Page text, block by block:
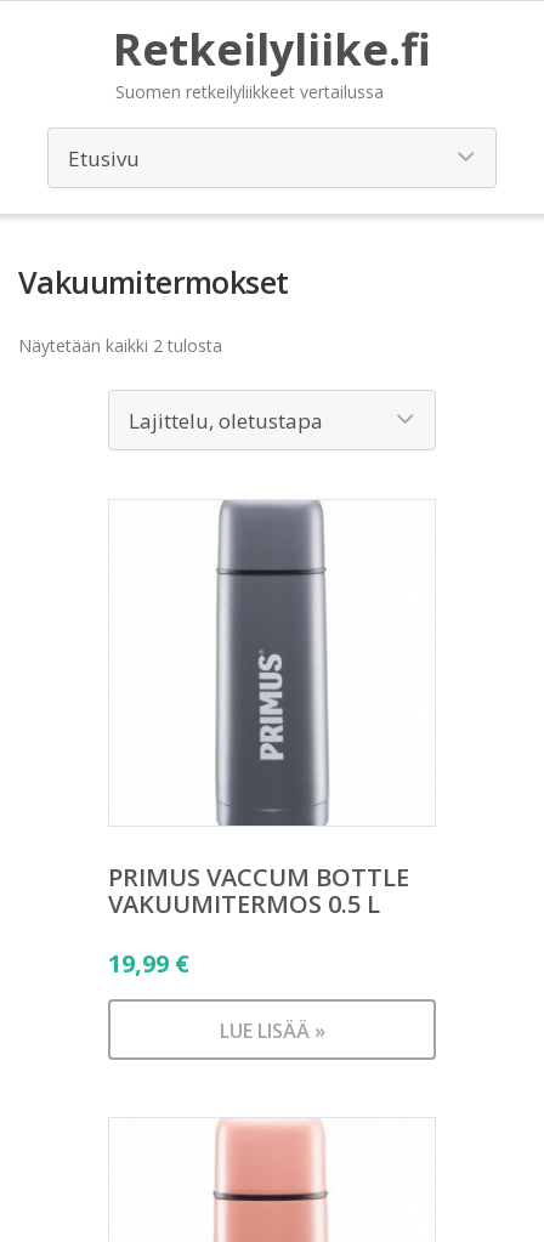
Retkeilyliike.fi
Suomen retkeilyliikkeet vertailussa
Vakuumitermokset
Näytetään kaikki 2 tulosta
PRIMUS VACCUM BOTTLE
VAKUUMITERMOS 0.5 L
19,99 €
LUE LISÄÄ »